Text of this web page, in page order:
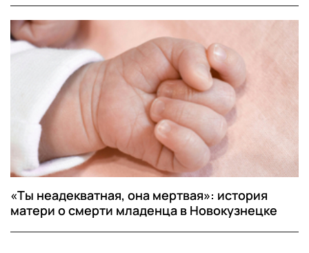
«Ты неадекватная, она мертвая»: история
матери о смерти младенца в Новокузнецке